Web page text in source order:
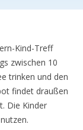
Kind-Treff
zwischen 10
trinken und den
findet draußen
Die Kinder